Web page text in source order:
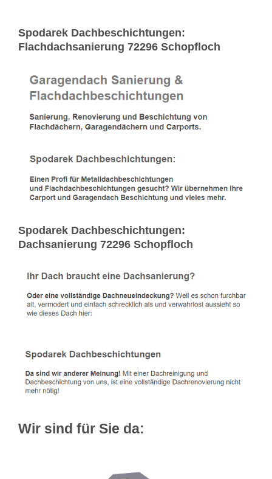
Spodarek Dachbeschichtungen:
Flachdachsanierung 72296 Schopfloch
Spodarek Dachbeschichtungen:
Dachsanierung 72296 Schopfloch
Wir sind für Sie da: